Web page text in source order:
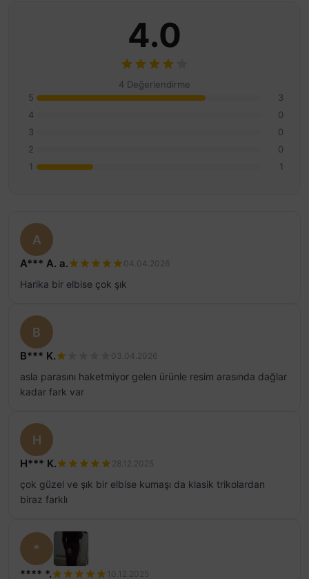
4.0
4 Değerlendirme
5
3
4
0
3
0
2
0
1
1
A
A*** A. a. 04.04.2026
Harika bir elbise çok şık
B
B*** K. 03.04.2026
asla parasını haketmiyor gelen ürünle resim arasında dağlar
kadar fark var
H
H*** K. 28.12.2025
çok güzel ve şık bir elbise kumaşı da klasik trikolardan
biraz farklı
*
**** *. 10.12.2025